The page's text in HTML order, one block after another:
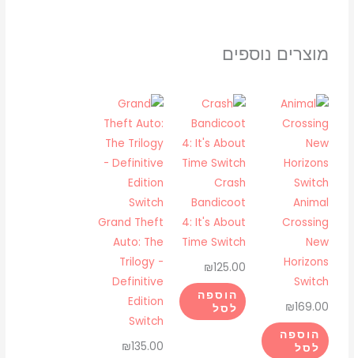
מוצרים נוספים
Animal
Crossing
New
Horizons
Switch
₪169.00
הוספה
לסל
Crash
Bandicoot
4: It's About
Time Switch
₪125.00
הוספה
לסל
Grand Theft
Auto: The
Trilogy -
Definitive
Edition
Switch
₪135.00